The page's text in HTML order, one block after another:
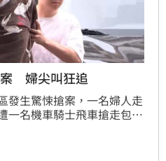
案 婦尖叫狂追
發生驚悚搶案，一名婦人走
一名機車騎士飛車搶走包
網恢恢，警方擴大調閱監